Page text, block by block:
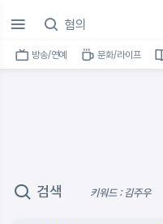
방송/연예 문화/라이프
검색 키워드 : 김주우